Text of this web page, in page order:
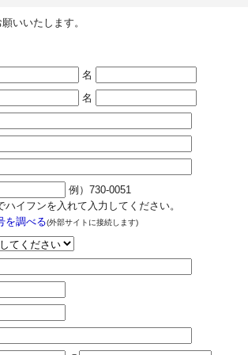
いいたします。
名
名
例）730-0051
イフンを入れて入力してください。
を調べる(外部サイトに接続します)